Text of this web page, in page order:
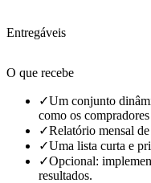
Entregáveis
O que recebe
✓Um conjunto
como os
✓Relatório mensal
✓Uma lista curta e
✓Opcional:
resultados.